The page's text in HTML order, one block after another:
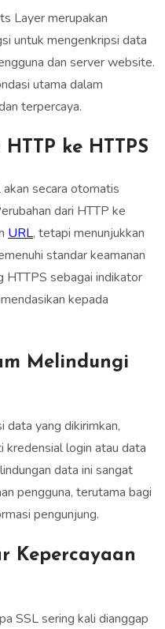
Layer merupakan
untuk mengenkripsi data
dan server website.
utama dalam
terpercaya.
ke HTTPS
secara otomatis
dari HTTP ke
URL, tetapi menunjukkan
standar keamanan
HTTPS sebagai indikator
kepada
Melindungi
data yang dikirimkan,
kredensial login atau data
data ini sangat
pengguna, terutama bagi
pengunjung.
Kepercayaan
SSL sering kali dianggap